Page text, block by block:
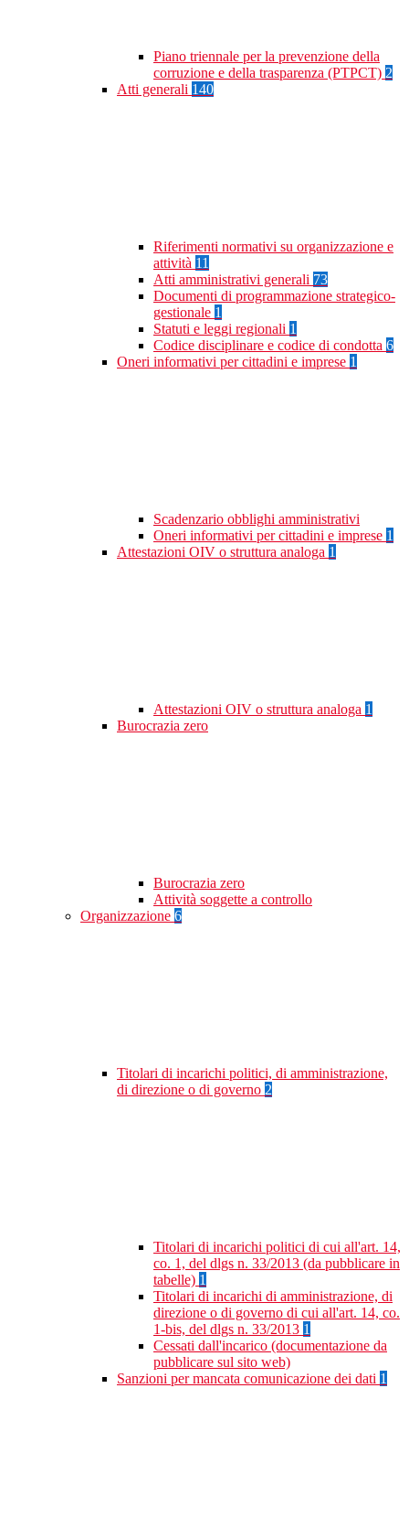
Piano triennale per la prevenzione della
corruzione e della trasparenza (PTPCT) 2
Atti generali 140
Riferimenti normativi su organizzazione e
attività 11
Atti amministrativi generali 73
Documenti di programmazione strategico-
gestionale 1
Statuti e leggi regionali 1
Codice disciplinare e codice di condotta 6
Oneri informativi per cittadini e imprese 1
Scadenzario obblighi amministrativi
Oneri informativi per cittadini e imprese 1
Attestazioni OIV o struttura analoga 1
Attestazioni OIV o struttura analoga 1
Burocrazia zero
Burocrazia zero
Attività soggette a controllo
Organizzazione 6
Titolari di incarichi politici, di amministrazione,
di direzione o di governo 2
Titolari di incarichi politici di cui all'art. 14,
co. 1, del dlgs n. 33/2013 (da pubblicare in
tabelle) 1
Titolari di incarichi di amministrazione, di
direzione o di governo di cui all'art. 14, co.
1-bis, del dlgs n. 33/2013 1
Cessati dall'incarico (documentazione da
pubblicare sul sito web)
Sanzioni per mancata comunicazione dei dati 1